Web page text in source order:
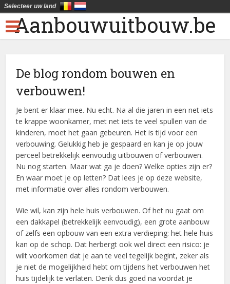
Aanbouwuitbouw.be
De blog rondom bouwen en
verbouwen!
Je bent er klaar mee. Nu echt. Na al die jaren in een net iets
te krappe woonkamer, met net iets te veel spullen van de
kinderen, moet het gaan gebeuren. Het is tijd voor een
verbouwing. Gelukkig heb je gespaard en kan je op jouw
perceel betrekkelijk eenvoudig uitbouwen of verbouwen.
Nu nog starten. Maar wat ga je doen? Welke opties zijn er?
En waar moet je op letten? Dat lees je op deze website,
met informatie over alles rondom verbouwen.
Wie wil, kan zijn hele huis verbouwen. Of het nu gaat om
een dakkapel (betrekkelijk eenvoudig), een grote aanbouw
of zelfs een opbouw van een extra verdieping: het hele huis
kan op de schop. Dat herbergt ook wel direct een risico: je
wilt voorkomen dat je aan te veel tegelijk begint, zeker als
je niet de mogelijkheid hebt om tijdens het verbouwen het
huis tijdelijk te verlaten. Denk dus goed na voordat je
Selecteer uw land